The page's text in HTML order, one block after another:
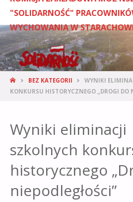
"SOLIDARNOŚĆ"
WYCHOWANIA W
BEZ KATEGORII
WYNIKI
KONKURSU HISTORYCZNEGO „DROGI DO
Wyniki eliminacji
szkolnych
historycznego
niepodległości”